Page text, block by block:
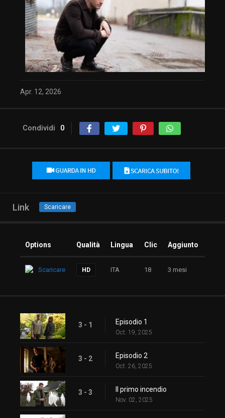
Apr. 12, 2026
Condividi 0
Link Scaricare
Options Qualità Lingua Clic Aggiunto
Scaricare HD ITA 18 3 mesi
3 - 1 Episodio 1
Oct. 19, 2025
3 - 2 Episodio 2
Oct. 26, 2025
3 - 3 Il primo incendio
Nov. 02, 2025